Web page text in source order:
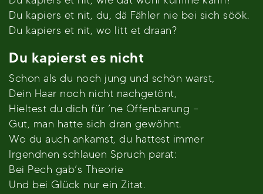
Du kapiers et nit, du, dä Fähler nie bei sich söök.
Du kapiers et nit, wo litt et draan?
Du kapierst es nicht
Schon als du noch jung und schön warst,
Dein Haar noch nicht nachgetönt,
Hieltest du dich für ’ne Offenbarung –
Gut, man hatte sich dran gewöhnt.
Wo du auch ankamst, du hattest immer
Irgendnen schlauen Spruch parat:
Bei Pech gab’s Theorie
Und bei Glück nur ein Zitat.